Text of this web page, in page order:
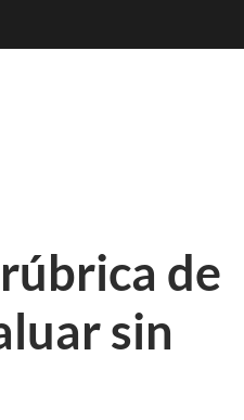
de
sin